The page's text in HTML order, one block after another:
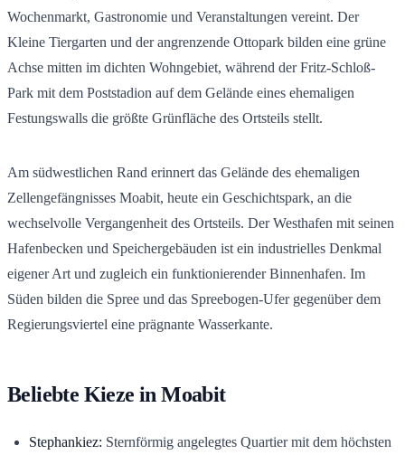
Wochenmarkt, Gastronomie und Veranstaltungen vereint. Der
Kleine Tiergarten und der angrenzende Ottopark bilden eine grüne
Achse mitten im dichten Wohngebiet, während der Fritz-Schloß-
Park mit dem Poststadion auf dem Gelände eines ehemaligen
Festungswalls die größte Grünfläche des Ortsteils stellt.
Am südwestlichen Rand erinnert das Gelände des ehemaligen
Zellengefängnisses Moabit, heute ein Geschichtspark, an die
wechselvolle Vergangenheit des Ortsteils. Der Westhafen mit seinen
Hafenbecken und Speichergebäuden ist ein industrielles Denkmal
eigener Art und zugleich ein funktionierender Binnenhafen. Im
Süden bilden die Spree und das Spreebogen-Ufer gegenüber dem
Regierungsviertel eine prägnante Wasserkante.
Beliebte Kieze in Moabit
Stephankiez: Sternförmig angelegtes Quartier mit dem höchsten